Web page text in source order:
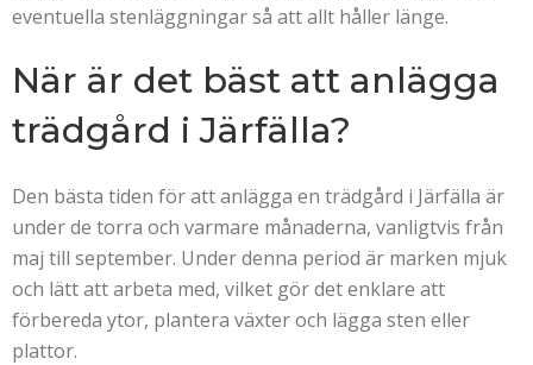
eventuella stenläggningar så att allt håller länge.
När är det bäst att anlägga
trädgård i Järfälla?
Den bästa tiden för att anlägga en trädgård i Järfälla är
under de torra och varmare månaderna, vanligtvis från
maj till september. Under denna period är marken mjuk
och lätt att arbeta med, vilket gör det enklare att
förbereda ytor, plantera växter och lägga sten eller
plattor.